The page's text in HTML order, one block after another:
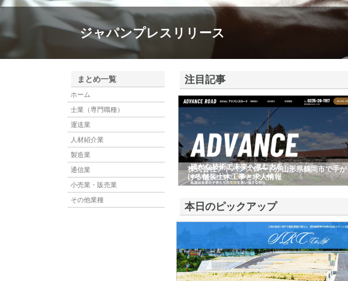
ジャパンプレスリリース
まとめ一覧
ホーム
士業（専門職種）
運送業
人材紹介業
製造業
通信業
小売業・販売業
その他業種
注目記事
株式会社アドバンスロードが山形県鶴岡市で手が
ける舗装土木工事と求人情報
本日のピックアップ